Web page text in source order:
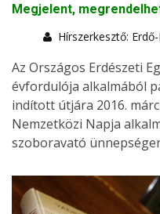
Megjelent,
Hírszerkesztő:
Az Országos Erdészeti
évfordulója alkalmából
indított útjára 2016.
Nemzetközi Napja
szoboravató